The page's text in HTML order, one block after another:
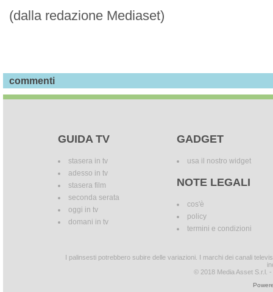
(dalla redazione Mediaset)
commenti
GUIDA TV
stasera in tv
adesso in tv
stasera film
seconda serata
oggi in tv
domani in tv
GADGET
usa il nostro widget
NOTE LEGALI
cos'è
policy
termini e condizioni
I palinsesti potrebbero subire delle variazioni. I marchi dei canali
© 2018 Media Asset S.r.l.